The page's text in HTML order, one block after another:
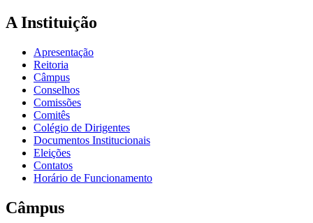
A Instituição
Apresentação
Reitoria
Câmpus
Conselhos
Comissões
Comitês
Colégio de Dirigentes
Documentos Institucionais
Eleições
Contatos
Horário de Funcionamento
Câmpus